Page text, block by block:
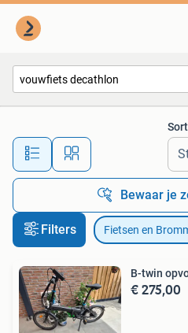
Alle
Bewaar je
Filters Fietsen en
B-twin
€ 275,00